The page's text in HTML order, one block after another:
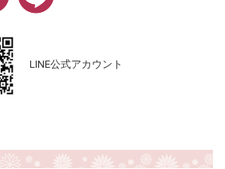
LINE公式アカウント